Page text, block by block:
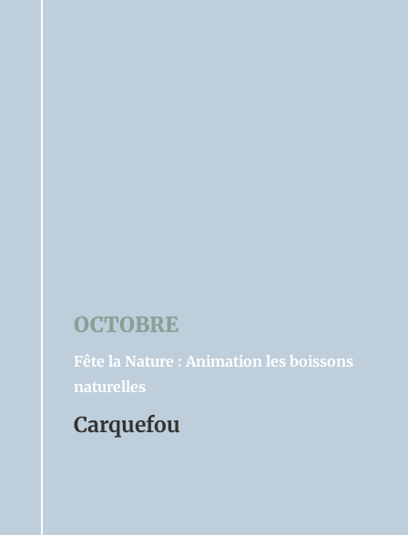
OCTOBRE
Fête la Nature : Animation les boissons
naturelles
Carquefou